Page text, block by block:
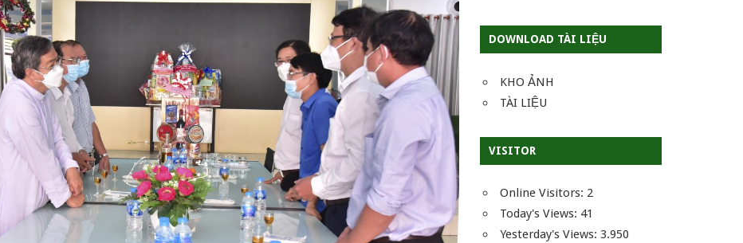
DOWNLOAD TÀI LIỆU
KHO ẢNH
TÀI LIỆU
VISITOR
Online Visitors: 2
Today's Views: 41
Yesterday's Views:3.950